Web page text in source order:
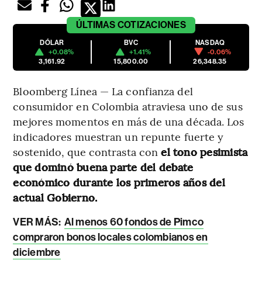
ÚLTIMAS COTIZACIONES
DÓLAR
+0.08%
3,161.92
BVC
+1.41%
15,800.00
NASDAQ
-0.06%
26,348.35
Bloomberg Línea — La confianza del
consumidor en Colombia atraviesa uno de sus
mejores momentos en más de una década. Los
indicadores muestran un repunte fuerte y
sostenido, que contrasta conel tono pesimista
que dominó buena parte del debate
económico durante los primeros años del
actual Gobierno.
VER MÁS: Al menos 60 fondos de Pimco
compraron bonos locales colombianos en
diciembre